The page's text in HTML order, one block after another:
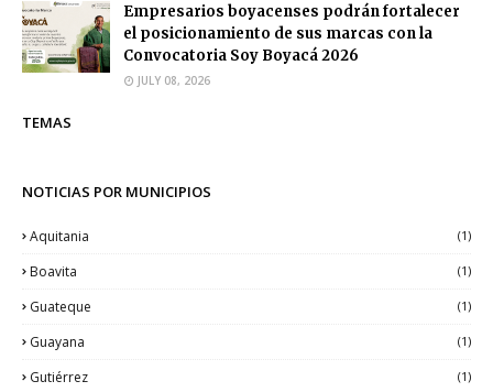
Empresarios boyacenses podrán fortalecer
el posicionamiento de sus marcas con la
Convocatoria Soy Boyacá 2026
JULY 08, 2026
TEMAS
NOTICIAS POR MUNICIPIOS
Aquitania (1)
Boavita (1)
Guateque (1)
Guayana (1)
Gutiérrez (1)